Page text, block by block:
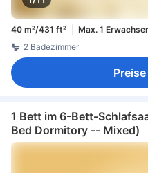
40 m²/431 ft² Max. 1
2 Badezimmer
1 Bett im 6-Bett-
Bed Dormitory -- Mixed)